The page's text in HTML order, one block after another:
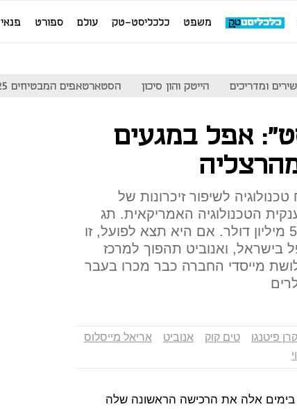
משפט כלכליסט-טק עולם ספורט פנאי
ומדריכים הייטק והון סיכון הסטארטאפים המבטיחים 25
אפל במגעים
לשיפור זיכרונות של
הטכנולוגיה האמריקאית. תג
המחיר לעסקה נע בין 400 ל-500 מיליון דולר. אם היא תצא לפועל, זו
ואנוביט תהפוך למרכז
מייסדי החברה כבר מכרו בעבר
קרן פיטנגו טים קוק אנוביט
אריאל מייסלוס
בימים אלה את הרכישה הראשונה שלה